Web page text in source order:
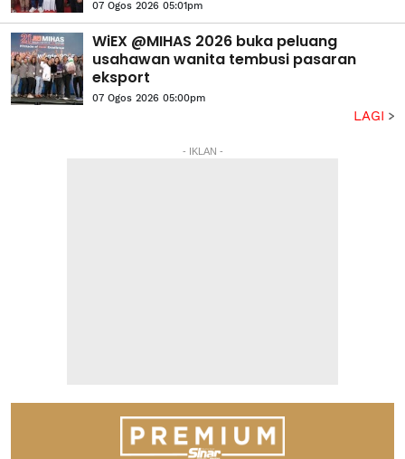
07 Ogos 2026 05:01pm
WiEX @MIHAS 2026 buka peluang
usahawan wanita tembusi pasaran
eksport
07 Ogos 2026 05:00pm
LAGI
- IKLAN -